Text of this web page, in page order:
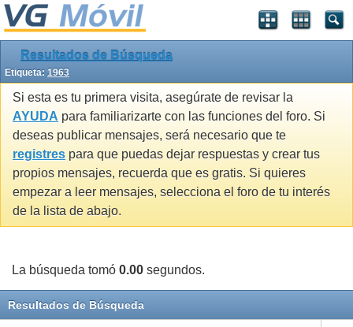
Resultados de Búsqueda
Etiqueta: 1963
Si esta es tu primera visita, asegúrate de revisar la
AYUDA para familiarizarte con las funciones del foro. Si
deseas publicar mensajes, será necesario que te
registres para que puedas dejar respuestas y crear tus
propios mensajes, recuerda que es gratis. Si quieres
empezar a leer mensajes, selecciona el foro de tu interés
de la lista de abajo.
La búsqueda tomó 0.00 segundos.
Resultados de Búsqueda